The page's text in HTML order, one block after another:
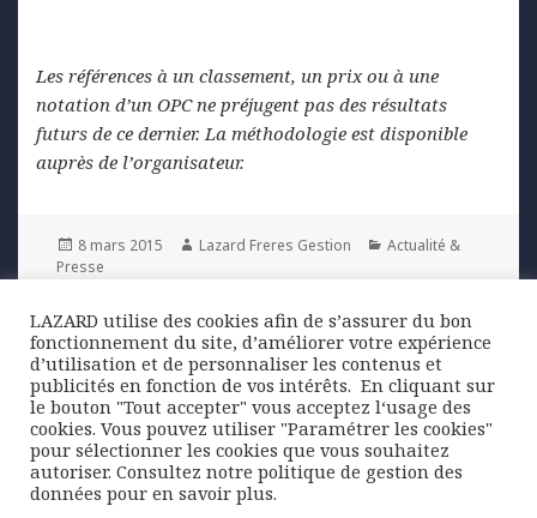
Les références à un classement, un prix ou à une
notation d’un OPC ne préjugent pas des résultats
futurs de ce dernier. La méthodologie est disponible
auprès de l’organisateur.
Posted
on
8 mars 2015 Author
Lazard Freres Gestion Categories
Actualité &
Presse
Navigation
l’article
PREVIOUS
Previous
post:
Gestion ISR : Lazard Frères Gestion
signe les PRI
NEXT
Next
Notre vue sur le marché actions de la
LAZARD utilise des cookies afin de s’assurer du bon
fonctionnement du site, d’améliorer votre expérience
d’utilisation et de personnaliser les contenus et
publicités en fonction de vos intérêts. ​ En cliquant sur
le bouton "Tout accepter" vous acceptez l‘usage des
cookies. Vous pouvez utiliser "Paramétrer les cookies"
pour sélectionner les cookies que vous souhaitez
autoriser. Consultez notre politique de gestion des
données pour en savoir plus.